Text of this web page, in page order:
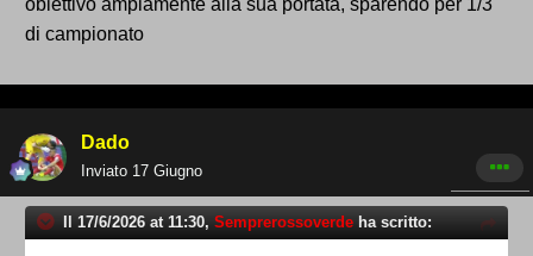
obiettivo ampiamente alla sua portata, sparendo per 1/3
di campionato
Dado
Inviato 17 Giugno
Il 17/6/2026 at 11:30, Semprerossoverde ha scritto: